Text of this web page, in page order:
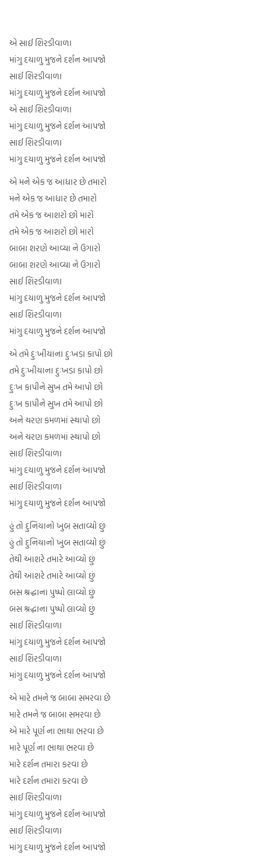
એ સાઈ શિરડીવાળા
માંગુ દયાળુ મુજને દર્શન આપજો
સાઈ શિરડીવાળા
માંગુ દયાળુ મુજને દર્શન આપજો
એ સાઈ શિરડીવાળા
માંગુ દયાળુ મુજને દર્શન આપજો
સાઈ શિરડીવાળા
માંગુ દયાળુ મુજને દર્શન આપજો
એ મને એક જ આધાર છે તમારો
મને એક જ આધાર છે તમારો
તમે એક જ આશરો છો મારો
તમે એક જ આશરો છો મારો
બાબા શરણે આવ્યા ને ઉગારો
બાબા શરણે આવ્યા ને ઉગારો
સાઈ શિરડીવાળા
માંગુ દયાળુ મુજને દર્શન આપજો
સાઈ શિરડીવાળા
માંગુ દયાળુ મુજને દર્શન આપજો
એ તમે દુઃખીયાના દુઃખડા કાપો છો
તમે દુઃખીયાના દુઃખડા કાપો છો
દુઃખ કાપીને સુખ તમે આપો છો
દુઃખ કાપીને સુખ તમે આપો છો
અને ચરણ કમળમાં સ્થાપો છો
અને ચરણ કમળમાં સ્થાપો છો
સાઈ શિરડીવાળા
માંગુ દયાળુ મુજને દર્શન આપજો
સાઈ શિરડીવાળા
માંગુ દયાળુ મુજને દર્શન આપજો
હું તો દુનિયાનો ખુબ સતાવ્યો છું
હું તો દુનિયાનો ખુબ સતાવ્યો છું
તેથી આશરે તમારે આવ્યો છું
તેથી આશરે તમારે આવ્યો છું
બસ શ્રદ્ધાના પુષ્પો લાવ્યો છું
બસ શ્રદ્ધાના પુષ્પો લાવ્યો છું
સાઈ શિરડીવાળા
માંગુ દયાળુ મુજને દર્શન આપજો
સાઈ શિરડીવાળા
માંગુ દયાળુ મુજને દર્શન આપજો
એ મારે તમને જ બાબા સમરવા છે
મારે તમને જ બાબા સમરવા છે
એ મારે પૂર્ણ ના ભાથા ભરવા છે
મારે પૂર્ણ ના ભાથા ભરવા છે
મારે દર્શન તમારા કરવા છે
મારે દર્શન તમારા કરવા છે
સાઈ શિરડીવાળા
માંગુ દયાળુ મુજને દર્શન આપજો
સાઈ શિરડીવાળા
માંગુ દયાળુ મુજને દર્શન આપજો